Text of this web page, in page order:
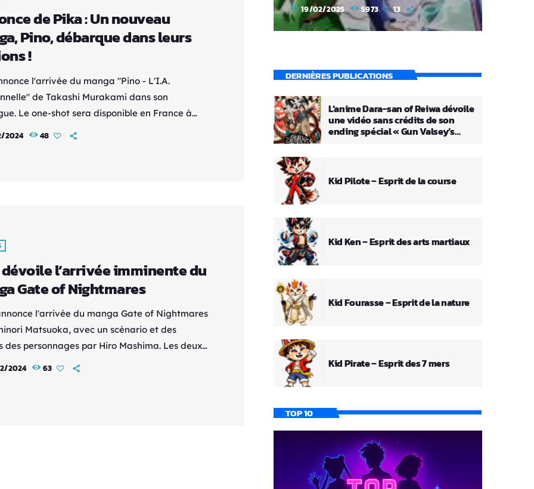
de Pika : Un nouveau
Pino, débarque dans leurs
!
l'arrivée du manga "Pino - L'I.A.
de Takashi Murakami dans son
Le one-shot sera disponible en France à
3 avril 2024, au prix de 20 €. Après le succès
2024 48
l’arrivée imminente du
Gate of Nightmares
l'arrivée du manga Gate of Nightmares
Matsuoka, avec un scénario et des
des personnages par Hiro Mashima. Les deux
cette série seront disponibles en France à
2024 63
today 19/02/2025 5973 13
DERNIÈRES PUBLICATIONS
L’anime Dara-san of Reiwa dévoile
une vidéo sans crédits de son
ending spécial « Gun Valsey’s
Kid Pilote – Esprit de la course
Kid Ken – Esprit des arts martiaux
Kid Fourasse – Esprit de la nature
Kid Pirate – Esprit des 7 mers
TOP 10